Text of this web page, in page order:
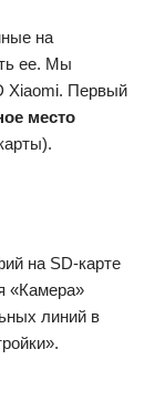
на
ее. Мы
Xiaomi. Первый
место
на SD-карте
«Камера»
линий в